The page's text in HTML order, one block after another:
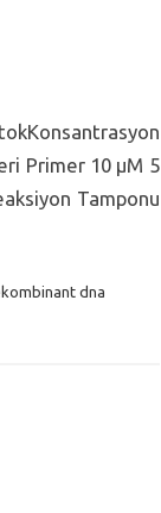
Primer 10 µM 5
Tamponu
dna